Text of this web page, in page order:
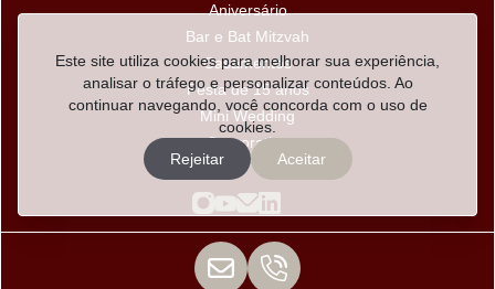
Este site utiliza cookies para melhorar sua experiência,
analisar o tráfego e personalizar conteúdos. Ao
continuar navegando, você concorda com o uso de
cookies.
Rejeitar
Aceitar
Aniversário
Bar e Bat Mitzvah
Casamentos
Festa de 15 anos
Mini Wedding
Corporativo